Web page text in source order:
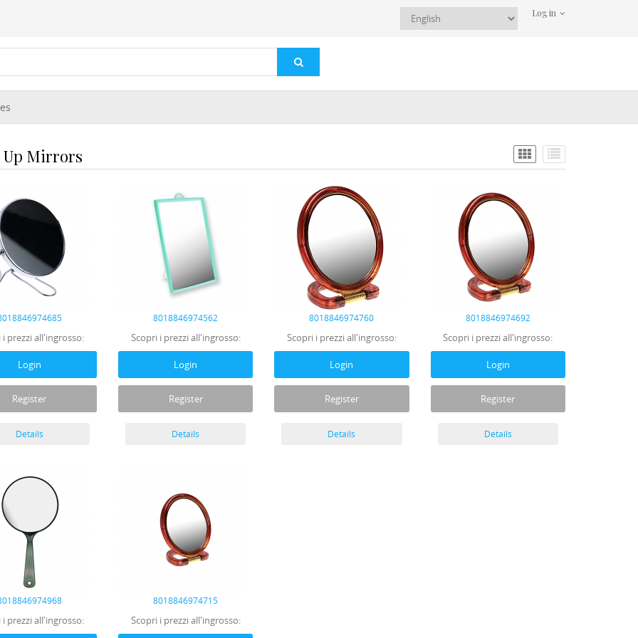
Log in
Up Mirrors
i prezzi all'ingrosso:
Login
Register
Details
8018846974562
Scopri i prezzi all'ingrosso:
Login
Register
Details
8018846974760
Scopri i prezzi all'ingrosso:
Login
Register
Details
8018846974692
Scopri i prezzi all'ingrosso:
Login
Register
Details
i prezzi all'ingrosso:
8018846974715
Scopri i prezzi all'ingrosso: